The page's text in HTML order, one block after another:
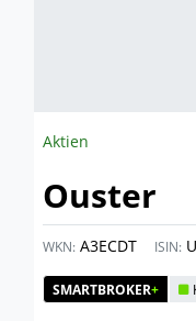
Aktien
Ouster
WKN: A3ECDT ISIN:
SMARTBROKER+